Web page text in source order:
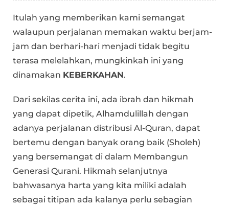
Itulah yang memberikan kami semangat
walaupun perjalanan memakan waktu berjam-
jam dan berhari-hari menjadi tidak begitu
terasa melelahkan, mungkinkah ini yang
dinamakan KEBERKAHAN.
Dari sekilas cerita ini, ada ibrah dan hikmah
yang dapat dipetik, Alhamdulillah dengan
adanya perjalanan distribusi Al-Quran, dapat
bertemu dengan banyak orang baik (Sholeh)
yang bersemangat di dalam Membangun
Generasi Qurani. Hikmah selanjutnya
bahwasanya harta yang kita miliki adalah
sebagai titipan ada kalanya perlu sebagian